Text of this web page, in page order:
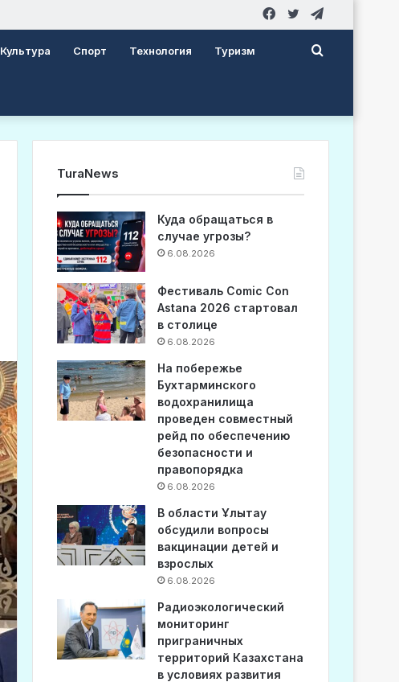
Twitter
Facebook
Культура Спорт Технология Туризм Search
TuraNews
Куда обращаться в
случае угрозы?
6.08.2026
Фестиваль Comic Con
Astana 2026 стартовал
в столице
6.08.2026
На побережье
Бухтарминского
водохранилища
проведен совместный
рейд по обеспечению
безопасности и
правопорядка
6.08.2026
В области Ұлытау
обсудили вопросы
вакцинации детей и
взрослых
6.08.2026
Радиоэкологический
мониторинг
приграничных
территорий Казахстана
в условиях развития